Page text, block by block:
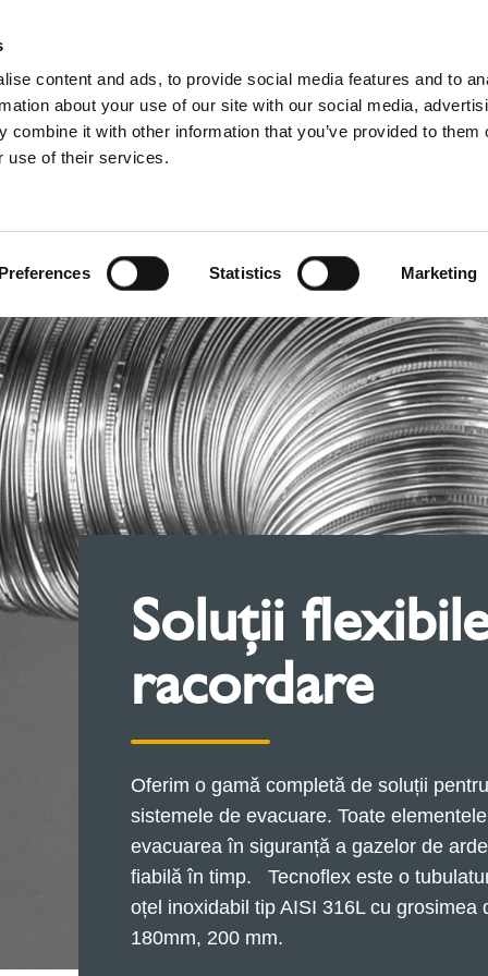
content and ads, to provide social media features and to
about your use of our site with our social media,
combine it with other information that you’ve provided to them
use of their services.
Preferences Statistics Marketing
Bulgaria
Italia
Norvegia
Serbia
Ucraina
Pentru profesioniști
Soluții
racordare
Oferim o gamă completă de soluții
sistemele de evacuare. Toate
evacuarea în siguranță a gazelor de
fiabilă în timp. Tecnoflex este o
oțel inoxidabil tip AISI 316L cu
180mm, 200 mm.